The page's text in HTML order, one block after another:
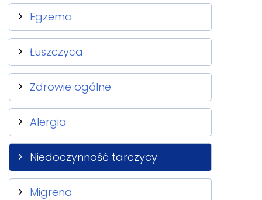
Egzema
Łuszczyca
Zdrowie ogólne
Alergia
Niedoczynność tarczycy
Migrena